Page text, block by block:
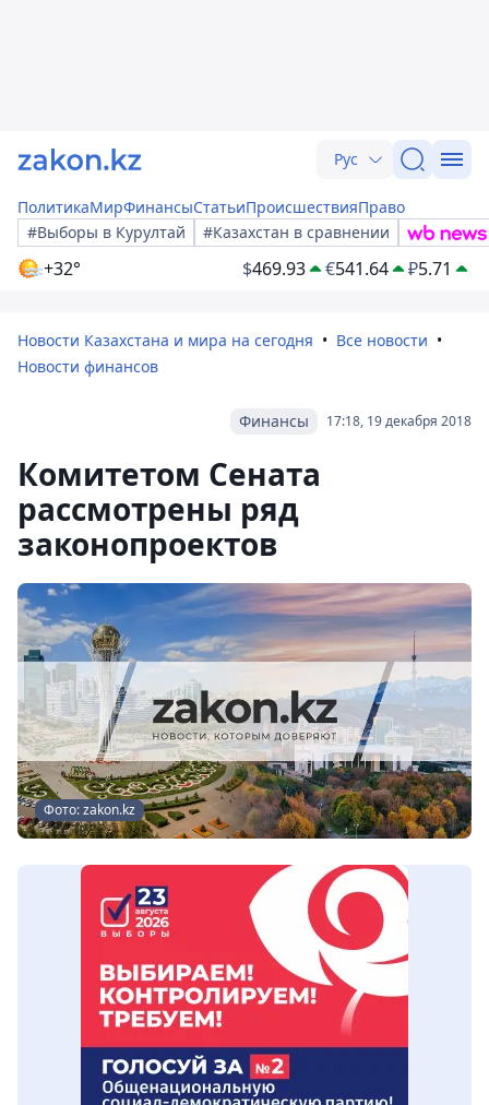
Рус
ПолитикаМирФинансыСтатьиПроисшествияПраво
#Выборы в Курултай
#Казахстан в сравнении
+32° $469.93 €541.64 ₽5.71
Новости Казахстана и мира на сегодня
Все новости
Новости финансов
17:18, 19 декабря 2018
Финансы
Комитетом Сената
рассмотрены ряд
законопроектов
Фото: zakon.kz